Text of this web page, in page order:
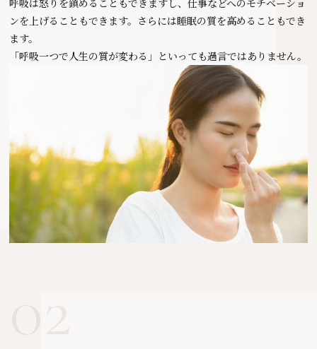
ンを上げることもできます。さらには睡眠の質を高めることもでき
ます。
「呼吸一つで人生の質が変わる」といっても過言ではありません。